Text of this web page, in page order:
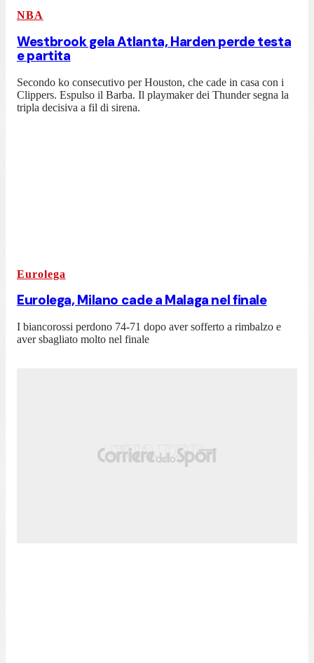
NBA
Westbrook gela Atlanta, Harden perde testa
e partita
Secondo ko consecutivo per Houston, che cade in casa con i
Clippers. Espulso il Barba. Il playmaker dei Thunder segna la
tripla decisiva a fil di sirena.
Eurolega
Eurolega, Milano cade a Malaga nel finale
I biancorossi perdono 74-71 dopo aver sofferto a rimbalzo e
aver sbagliato molto nel finale